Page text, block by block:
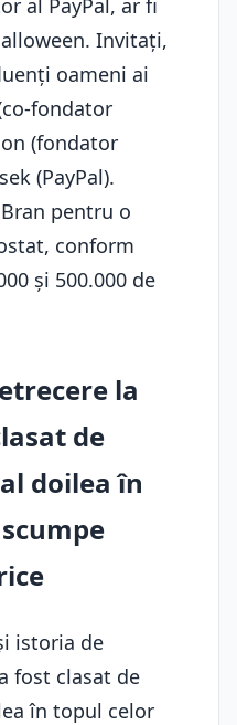
al PayPal, ar fi
Invitați,
oameni ai
fondator
(fondator
(PayPal).
pentru o
conform
și 500.000 de
la
de
doilea în
istoria de
fost clasat de
în topul celor